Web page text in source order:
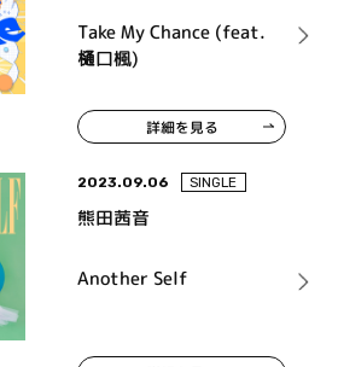
Take My Chance (feat.
樋口楓)
詳細を見る
2023.09.06 SINGLE
熊田茜音
Another Self